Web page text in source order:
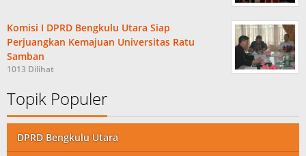
Komisi I DPRD Bengkulu Utara Siap
Perjuangkan Kemajuan Universitas Ratu
Samban
1013 Dilihat
Topik Populer
DPRD Bengkulu Utara